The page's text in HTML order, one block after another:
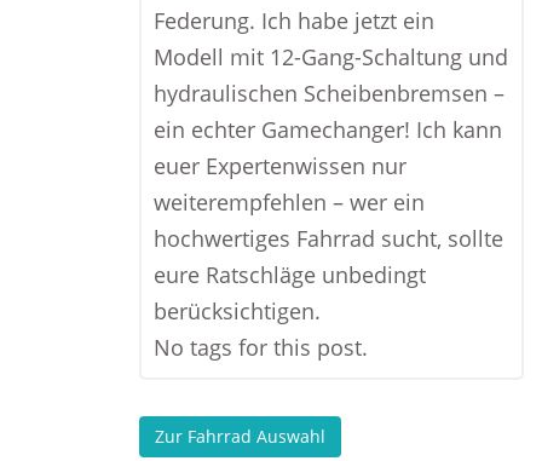
Federung. Ich habe jetzt ein
Modell mit 12-Gang-Schaltung und
hydraulischen Scheibenbremsen –
ein echter Gamechanger! Ich kann
euer Expertenwissen nur
weiterempfehlen – wer ein
hochwertiges Fahrrad sucht, sollte
eure Ratschläge unbedingt
berücksichtigen.
No tags for this post.
Zur Fahrrad Auswahl